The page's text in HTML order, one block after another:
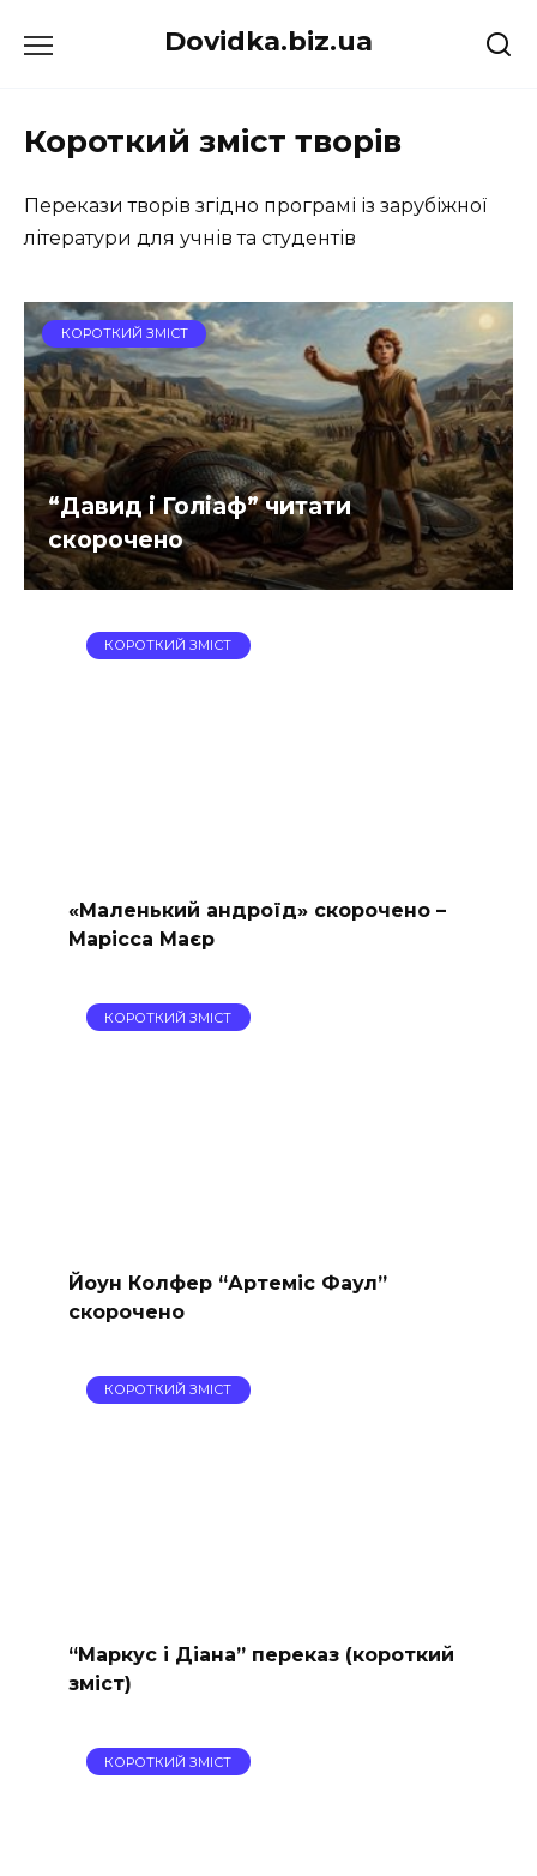
до
Dovidka.biz.ua
Короткий зміст творів
Перекази творів згідно програмі із зарубіжної
літератури для учнів та студентів
КОРОТКИЙ ЗМІСТ
“Давид і Голіаф” читати
скорочено
КОРОТКИЙ ЗМІСТ
«Маленький андроїд» скорочено –
Марісса Маєр
КОРОТКИЙ ЗМІСТ
Йоун Колфер “Артеміс Фаул”
скорочено
КОРОТКИЙ ЗМІСТ
“Маркус і Діана” переказ (короткий
зміст)
КОРОТКИЙ ЗМІСТ